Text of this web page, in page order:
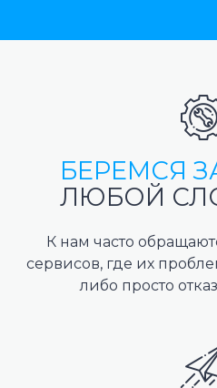
БЕРЕМСЯ
ЛЮБОЙ
К нам часто
сервисов, где их
либо просто